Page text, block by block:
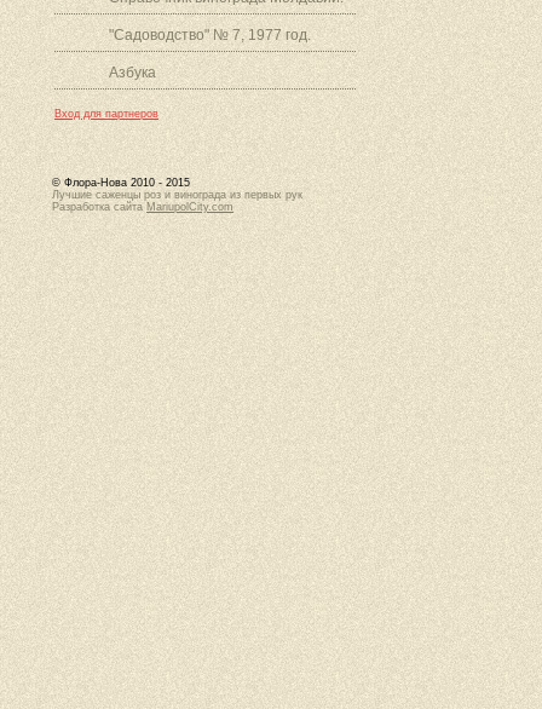
"Садоводство" № 7, 1977 год.
Азбука
Вход для партнеров
© Флора-Нова 2010 - 2015
Лучшие саженцы роз и винограда из первых рук
Разработка сайта MariupolCity.com